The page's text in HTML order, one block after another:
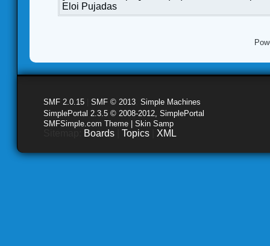
Eloi Pujadas
SMF 2.0.15 SMF © 2013 Simple Machines
SimplePortal 2.3.5 © 2008-2012, SimplePortal
SMFSimple.com Theme | Skin Samp
Boards Topics XML